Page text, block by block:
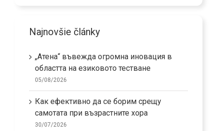
Najnovšie články
„Атена“ въвежда огромна иновация в
областта на езиковото тестване
05/08/2026
Как ефективно да се борим срещу
самотата при възрастните хора
30/07/2026